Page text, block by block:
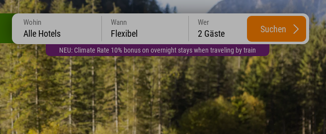
NEU: Climate Rate 10% bonus on overnight stays when traveling by train
Wohin
Alle Hotels
Wann
Flexibel
Wer
2 Gäste Suchen